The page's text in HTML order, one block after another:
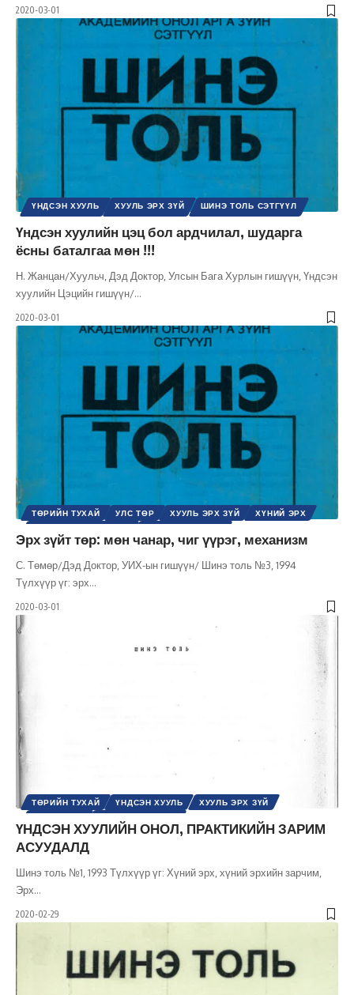
2020-03-01
ҮНДСЭН ХУУЛЬ ХУУЛЬ ЭРХ ЗҮЙ ШИНЭ ТОЛЬ СЭТГҮҮЛ
Үндсэн хуулийн цэц бол ардчилал, шударга
ёсны баталгаа мөн !!!
Н. Жанцан/Хуульч, Дэд Доктор, Улсын Бага Хурлын гишүүн, Үндсэн
хуулийн Цэцийн гишүүн/…
2020-03-01
ТӨРИЙН ТУХАЙ УЛС ТӨР ХУУЛЬ ЭРХ ЗҮЙ
ХҮНИЙ ЭРХ
Эрх зүйт төр: мөн чанар, чиг үүрэг, механизм
С. Төмөр/Дэд Доктор, УИХ-ын гишүүн/ Шинэ толь №3, 1994
Түлхүүр үг: эрх…
2020-03-01
ТӨРИЙН ТУХАЙ ҮНДСЭН ХУУЛЬ
ХУУЛЬ ЭРХ ЗҮЙ
ҮНДСЭН ХУУЛИЙН ОНОЛ, ПРАКТИКИЙН ЗАРИМ
АСУУДАЛД
Шинэ толь №1, 1993 Түлхүүр үг: Хүний эрх, хүний эрхийн зарчим,
Эрх…
2020-02-29